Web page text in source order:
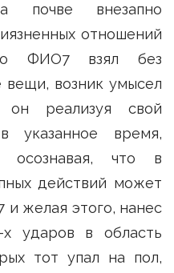
почве внезапно
отношений
ФИО7 взял без
вещи, возник умысел
реализуя свой
указанное время,
осознавая, что в
действий может
желая этого, нанес
ударов в область
тот упал на пол,